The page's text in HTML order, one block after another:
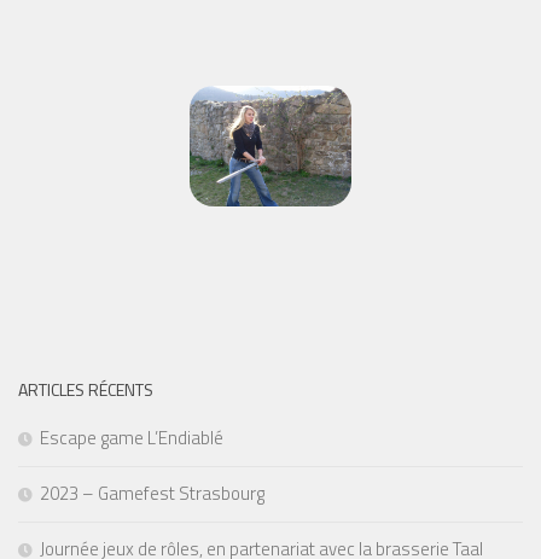
ARTICLES RÉCENTS
Escape game L’Endiablé
2023 – Gamefest Strasbourg
Journée jeux de rôles, en partenariat avec la brasserie Taal